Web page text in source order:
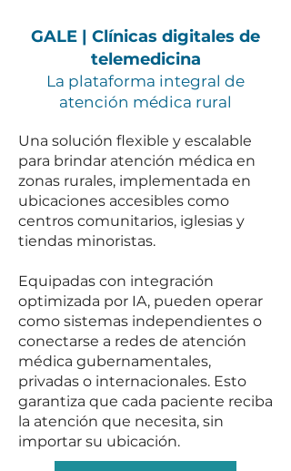
GALE | Clínicas digitales de
telemedicina
La plataforma integral de
atención médica rural
Una solución flexible y escalable
para brindar atención médica en
zonas rurales, implementada en
ubicaciones accesibles como
centros comunitarios, iglesias y
tiendas minoristas.
Equipadas con integración
optimizada por IA, pueden operar
como sistemas independientes o
conectarse a redes de atención
médica gubernamentales,
privadas o internacionales. Esto
garantiza que cada paciente reciba
la atención que necesita, sin
importar su ubicación.